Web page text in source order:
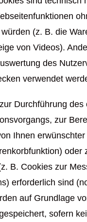
(z. B. die
von Videos).
des
verwendet
Durchführung des
zur
Ihnen
oder
B. Cookies zur
erforderlich sind
auf Grundlage
sofern